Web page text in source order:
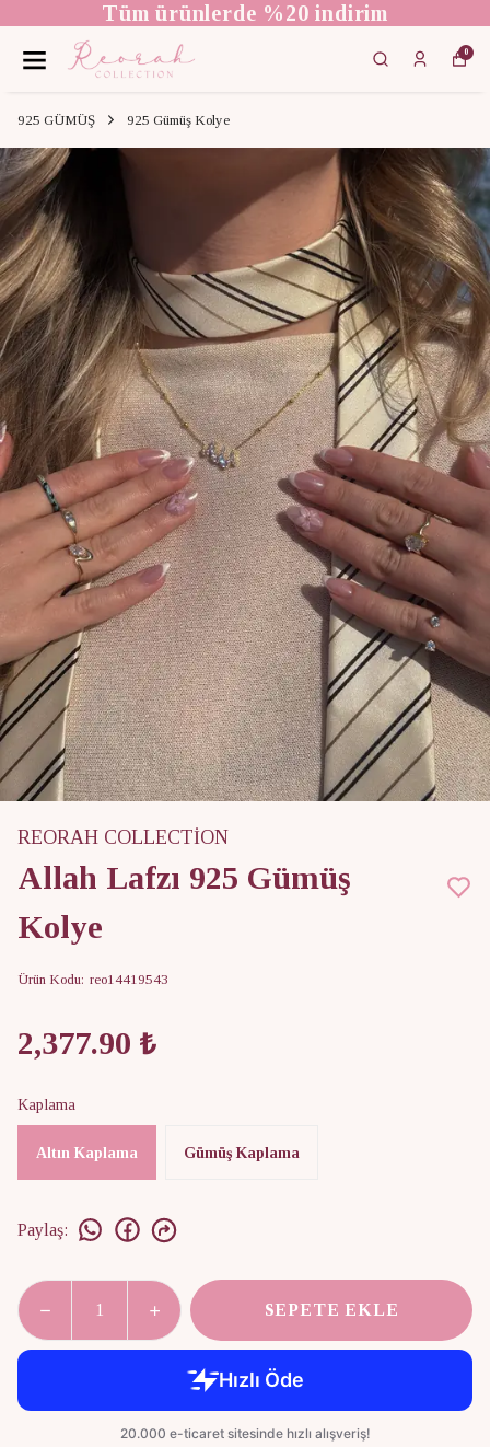
Tüm ürünlerde %20 indirim
0
925 GÜMÜŞ 925 Gümüş Kolye
REORAH COLLECTİON
Allah Lafzı 925 Gümüş
Kolye
Ürün Kodu: reo14419543
2,377.90 ₺
Kaplama
Altın Kaplama Gümüş Kaplama
Paylaş:
SEPETE EKLE